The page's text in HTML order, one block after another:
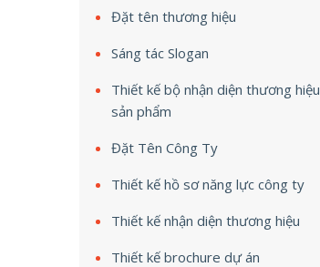
Đặt tên thương hiệu
Sáng tác Slogan
Thiết kế bộ nhận diện thương hiệu
sản phẩm
Đặt Tên Công Ty
Thiết kế hồ sơ năng lực công ty
Thiết kế nhận diện thương hiệu
Thiết kế brochure dự án